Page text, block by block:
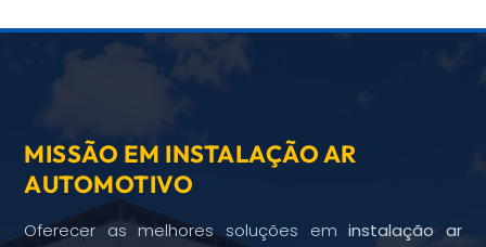
MISSÃO EM INSTALAÇÃO AR
AUTOMOTIVO
Oferecer as melhores soluções eminstalação ar